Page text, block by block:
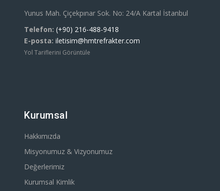
Yunus Mah. Çiçekpınar Sok. No: 24/A Kartal İstanbul
Telefon: (+90) 216-488-9418
E-posta: iletisim@hmtrefrakter.com
Yol Tariflerini Görüntüle
Kurumsal
Hakkımızda
Misyonumuz & Vizyonumuz
Değerlerimiz
Kurumsal Kimlik